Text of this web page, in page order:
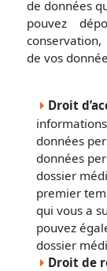
de données
pouvez
de vos
Droit
données
données
dossier
premier
qui vous a
pouvez
dossier
Droit de